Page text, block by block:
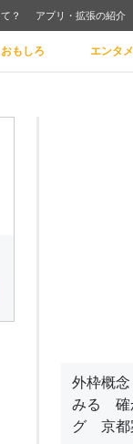
？ アプリ・拡張の紹介
おもしろ エンタメ
外枠概
みる 確
グ 京都